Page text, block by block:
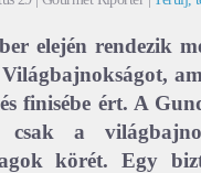
elején rendezik
Világbajnokságot,
finisébe ért. A
csak a
körét. Egy